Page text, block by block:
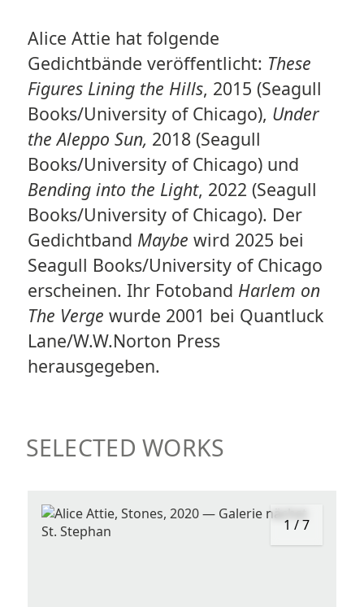
Alice Attie hat folgende
Gedichtbände veröffentlicht: These
Figures Lining the Hills, 2015 (Seagull
Books/University of Chicago), Under
the Aleppo Sun, 2018 (Seagull
Books/University of Chicago) und
Bending into the Light, 2022 (Seagull
Books/University of Chicago). Der
Gedichtband Maybe wird 2025 bei
Seagull Books/University of Chicago
erscheinen. Ihr Fotoband Harlem on
The Verge wurde 2001 bei Quantluck
Lane/W.W.Norton Press
herausgegeben.
SELECTED WORKS
1 /7